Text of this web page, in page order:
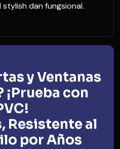
dan fungsional.
y Ventanas
¡Prueba con
Resistente al
por Años